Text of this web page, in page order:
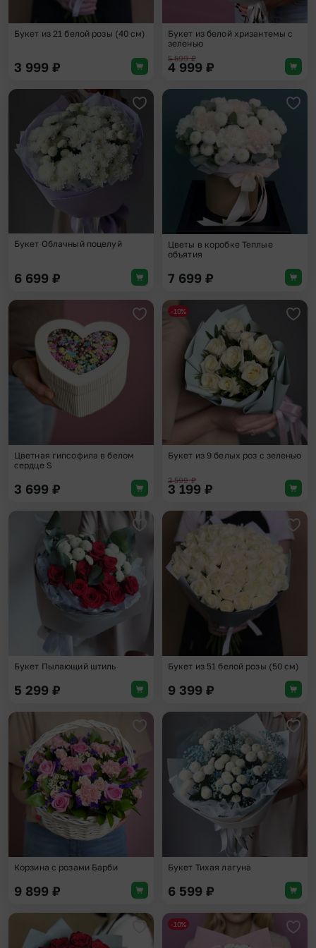
Букет из 21 белой розы (40 см)
3 999 ₽
Букет из белой хризантемы с
зеленью
5 599₽
4 999 ₽
Добавить в избранное
Букет Облачный поцелуй
6 699 ₽
Цветы в коробке Теплые
объятия
7 699 ₽
Добавить в избранное
Цветная гипсофила в белом
сердце S
3 699 ₽
-10%
Букет из 9 белых роз с зеленью
3 599₽
3 199 ₽
Добавить в избранное
Букет Пылающий штиль
5 299 ₽
Букет из 51 белой розы (50 см)
9 399 ₽
Добавить в избранное
Корзина с розами Барби
9 899 ₽
Букет Тихая лагуна
6 599 ₽
Добавить в избранное
-10%